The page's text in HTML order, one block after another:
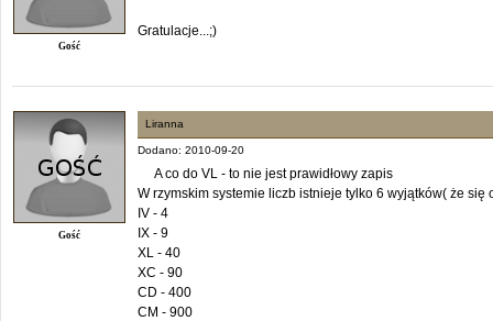
Gość
Gratulacje...;)
Gość
Liranna
Dodano: 2010-09-20
A co do VL - to nie jest prawidłowy zapis
W rzymskim systemie liczb istnieje tylko 6 wyjątków( że się
IV - 4
IX - 9
XL - 40
XC - 90
CD - 400
CM - 900